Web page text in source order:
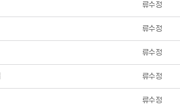
류수정
류수정
류수정
류수정
류수정